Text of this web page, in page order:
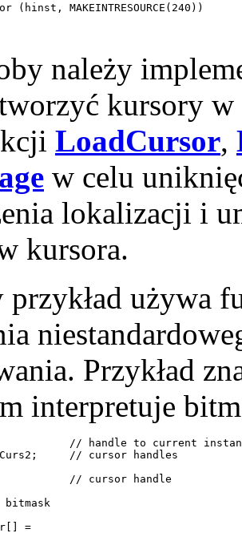
(hinst, MAKEINTRESOURCE(240))
należy
kursory
LoadCursor,
w celu
lokalizacji i
kursora.
przykład używa
Przykład
interpretuje
// handle to current
hCurs2;     // cursor handles
// cursor handle
bitmask
=